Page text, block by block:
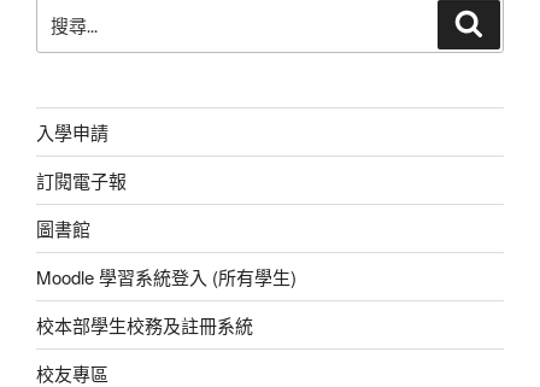
o
k
p g
尋
字:
入學申請
訂閱電子報
圖書館
Moodle 學習系統登入 (所有學生)
校本部學生校務及註冊系統
校友專區